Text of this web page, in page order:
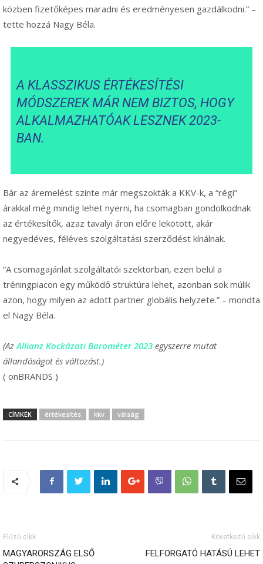
közben fizetőképes maradni és eredményesen gazdálkodni.” –
tette hozzá Nagy Béla.
A KLASSZIKUS ÉRTÉKESÍTÉSI
MÓDSZEREK MÁR NEM BIZTOS, HOGY
ALKALMAZHATÓAK LESZNEK 2023-
BAN.
Bár az áremelést szinte már megszokták a KKV-k, a “régi”
árakkal még mindig lehet nyerni, ha csomagban gondolkodnak
az értékesítők, azaz tavalyi áron előre lekötött, akár
negyedéves, féléves szolgáltatási szerződést kínálnak.
“A csomagajánlat szolgáltatói szektorban, ezen belül a
tréningpiacon egy működő struktúra lehet, azonban sok múlik
azon, hogy milyen az adott partner globális helyzete.” – mondta
el Nagy Béla.
(Az Allianz Kockázati Barométer 2023 egyszerre mutat
állandóságot és változást.)
( onBRANDS )
CÍMKÉK értékesítés kkv válság
Előző cikk
MAGYARORSZÁG ELSŐ
Következő cikk
FELFORGATÓ HATÁSÚ LEHET